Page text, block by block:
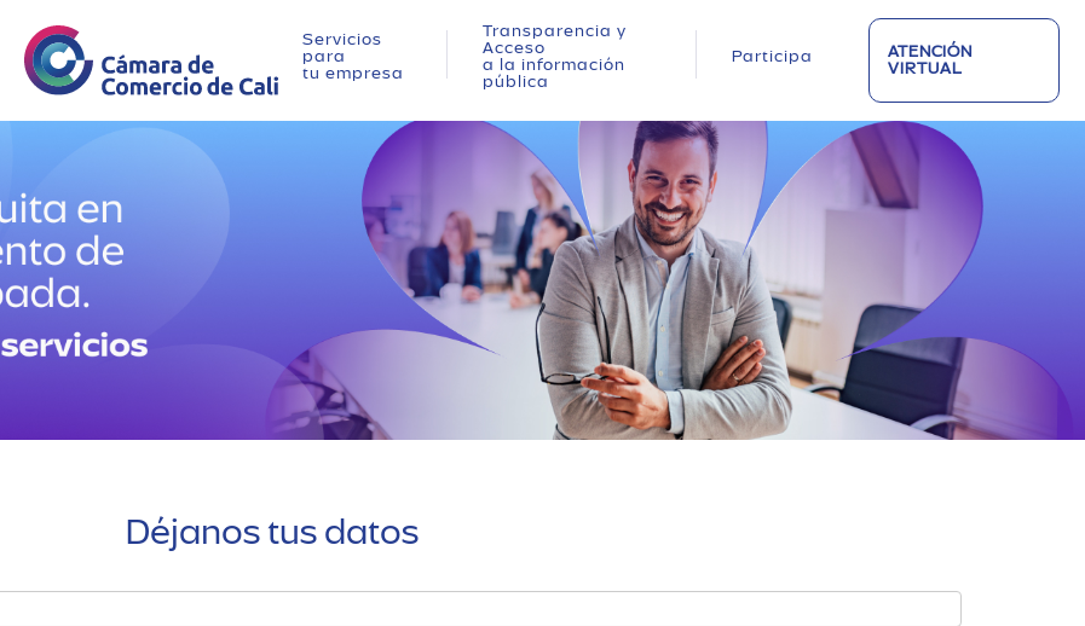
Servicios
para
tu empresa
Transparencia y
Acceso
a la información
pública
Participa
ATENCIÓN
VIRTUAL
Déjanos tus datos